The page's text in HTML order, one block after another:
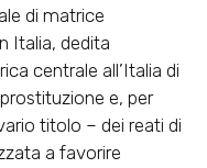
di matrice
Italia, dedita
centrale all’Italia di
e, per
titolo – dei reati di
a favorire